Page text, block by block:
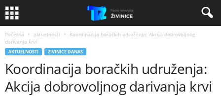
Početna aktuelnosti
Koordinacija boračkih udruženja: Akcija dobrovoljnog
darivanja krvi
AKTUELNOSTI ZIVINICE DANAS
Koordinacija boračkih udruženja:
Akcija dobrovoljnog darivanja krvi